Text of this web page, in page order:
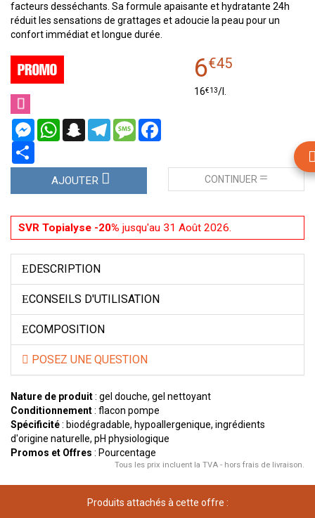
facteurs desséchants. Sa formule apaisante et hydratante 24h
réduit les sensations de grattages et adoucie la peau pour un
confort immédiat et longue durée.
MessengerWhatsAppSnapchatTelegramMessage
6€45
16€13/
AJOUTER CONTINUER
SVR Topialyse -20% jusqu'au 31 Août 2026.
DESCRIPTION
CONSEILS D'UTILISATION
COMPOSITION
POSEZ UNE QUESTION
Nature de produit: gel douche, gel nettoyant
Conditionnement: flacon pompe
Spécificité: biodégradable, hypoallergenique, ingrédients
d'origine naturelle, pH physiologique
Promos et Offres : Pourcentage
Tous les prix incluent la TVA - hors frais de livraison.
Produits attachés à cette offre :